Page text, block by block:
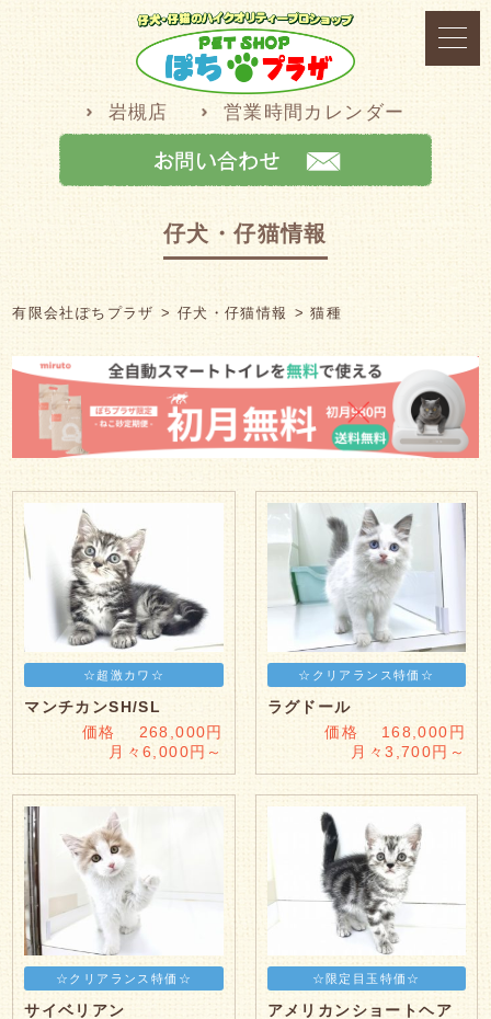
岩槻店 営業時間カレンダー
仔犬・仔猫情報
有限会社ぽちプラザ 仔犬・仔猫情報 猫種
☆超激カワ☆
マンチカンSH/SL
価格 268,000円
月々6,000円～
☆クリアランス特価☆
ラグドール
価格 168,000円
月々3,700円～
☆クリアランス特価☆
サイベリアン
☆限定目玉特価☆
アメリカンショートヘア